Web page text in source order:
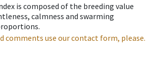
is composed of the breeding value
calmness and swarming
comments use our contact form, please.